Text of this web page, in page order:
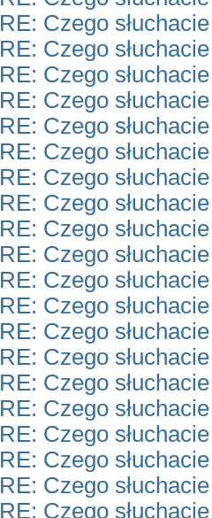
RE: Czego
RE: Czego
RE: Czego
RE: Czego
RE: Czego
RE: Czego
RE: Czego
RE: Czego
RE: Czego
RE: Czego
RE: Czego
RE: Czego
RE: Czego
RE: Czego
RE: Czego
RE: Czego
RE: Czego
RE: Czego
RE: Czego
RE: Czego